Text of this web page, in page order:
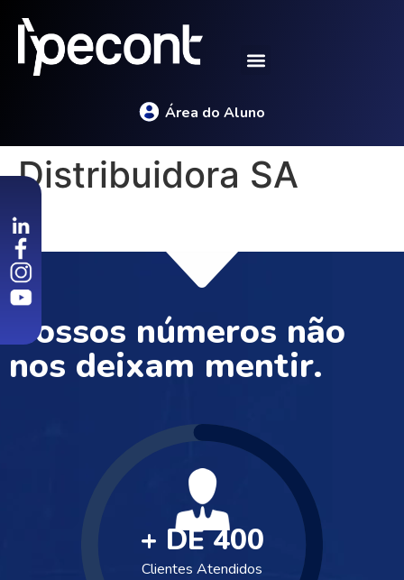
Área do Aluno
Distribuidora SA
Nossos números não
nos deixam mentir.
Clientes Atendidos
400
+ DE